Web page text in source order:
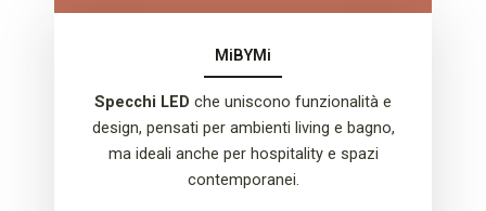
MiBYMi
Specchi LED che uniscono funzionalità e
design, pensati per ambienti living e bagno,
ma ideali anche per hospitality e spazi
contemporanei.